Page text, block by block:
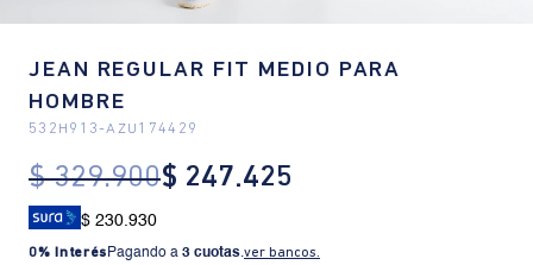
JEAN REGULAR FIT MEDIO PARA
HOMBRE
532H913-AZU174429
$ 329.900$ 247.425
$ 230.930
0% InterésPagando a 3 cuotas.ver bancos.